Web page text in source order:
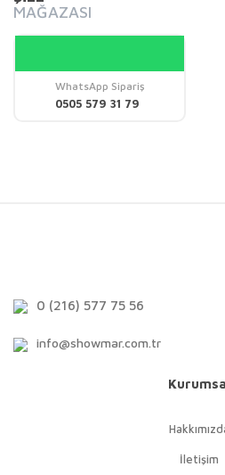
MAĞAZASI
WhatsApp Sipariş
0505 579 31 79
0 (216) 577 75 56
info@showmar.com.tr
İletişim